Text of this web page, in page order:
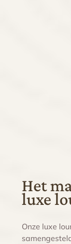
Het
luxe
Onze luxe